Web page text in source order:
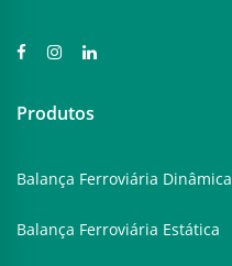
Produtos
Balança Ferroviária Dinâmica
Balança Ferroviária Estática